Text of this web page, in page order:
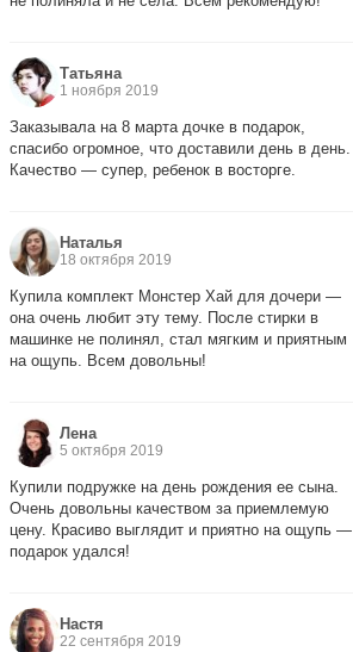
Татьяна
1 ноября 2019
Заказывала на 8 марта дочке в подарок,
спасибо огромное, что доставили день в день.
Качество — супер, ребенок в восторге.
Наталья
18 октября 2019
Купила комплект Монстер Хай для дочери —
она очень любит эту тему. После стирки в
машинке не полинял, стал мягким и приятным
на ощупь. Всем довольны!
Лена
5 октября 2019
Купили подружке на день рождения ее сына.
Очень довольны качеством за приемлемую
цену. Красиво выглядит и приятно на ощупь —
подарок удался!
Настя
22 сентября 2019